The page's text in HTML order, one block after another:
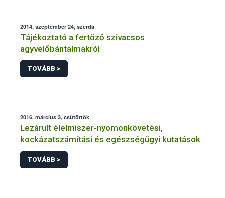
2014. szeptember 24, szerda
Tájékoztató a fertőző szivacsos
agyvelőbántalmakról
TOVÁBB >
2016. március 3, csütörtök
Lezárult élelmiszer-nyomonkövetési,
kockázatszámítási és egészségügyi kutatások
TOVÁBB >